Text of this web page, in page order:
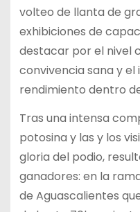
volteo de llanta de
exhibiciones de
destacar por el nivel
convivencia sana y el
rendimiento dentro
Tras una intensa
potosina y las y los
gloria del podio,
ganadores: en la
de Aguascalientes